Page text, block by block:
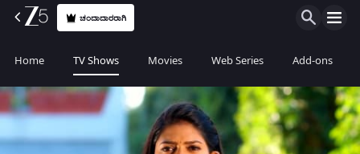
ಚಂದಾದಾರರಾಗಿ
Home TV Shows Movies Web Series Add-ons